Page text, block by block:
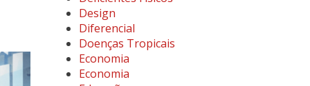
Design
Diferencial
Doenças Tropicais
Economia
Economia